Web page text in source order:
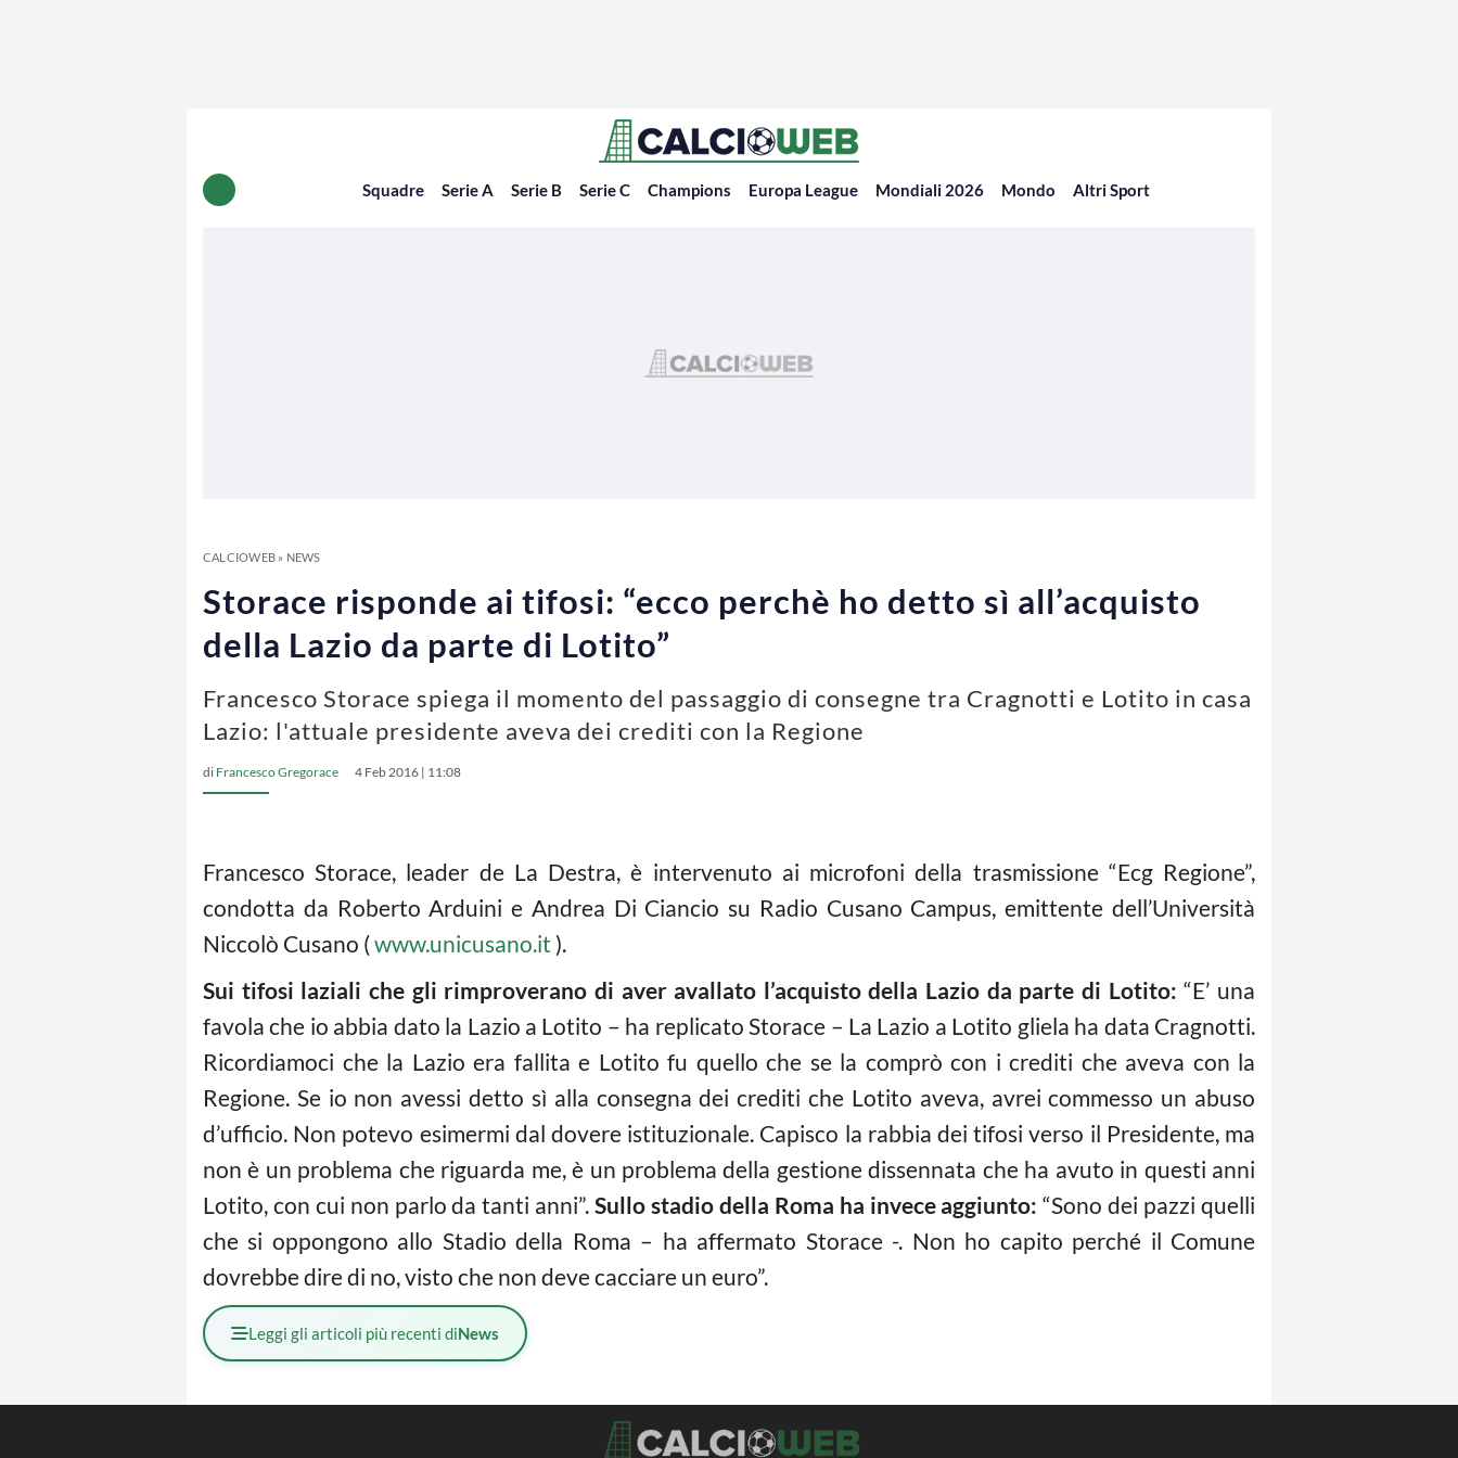
Squadre Serie A Serie B Serie C Champions Europa League Mondiali 2026 Mondo Altri Sport
CALCIOWEB» NEWS
Storace risponde ai tifosi: “ecco perchè ho detto sì all’acquisto
della Lazio da parte di Lotito”
Francesco Storace spiega il momento del passaggio di consegne tra Cragnotti e Lotito in casa
Lazio: l'attuale presidente aveva dei crediti con la Regione
di Francesco Gregorace 4 Feb 2016 | 11:08
Francesco Storace, leader de La Destra, è intervenuto ai microfoni della trasmissione “Ecg Regione”,
condotta da Roberto Arduini e Andrea Di Ciancio su Radio Cusano Campus, emittente dell’Università
Niccolò Cusano (www.unicusano.it ).
Sui tifosi laziali che gli rimproverano di aver avallato l’acquisto della Lazio da parte di Lotito: “E’ una
favola che io abbia dato la Lazio a Lotito – ha replicato Storace – La Lazio a Lotito gliela ha data Cragnotti.
Ricordiamoci che la Lazio era fallita e Lotito fu quello che se la comprò con i crediti che aveva con la
Regione. Se io non avessi detto sì alla consegna dei crediti che Lotito aveva, avrei commesso un abuso
d’ufficio. Non potevo esimermi dal dovere istituzionale. Capisco la rabbia dei tifosi verso il Presidente, ma
non è un problema che riguarda me, è un problema della gestione dissennata che ha avuto in questi anni
Lotito, con cui non parlo da tanti anni”.Sullo stadio della Roma ha invece aggiunto: “Sono dei pazzi quelli
che si oppongono allo Stadio della Roma – ha affermato Storace -. Non ho capito perché il Comune
dovrebbe dire di no, visto che non deve cacciare un euro”.
Leggi gli articoli più recenti diNews